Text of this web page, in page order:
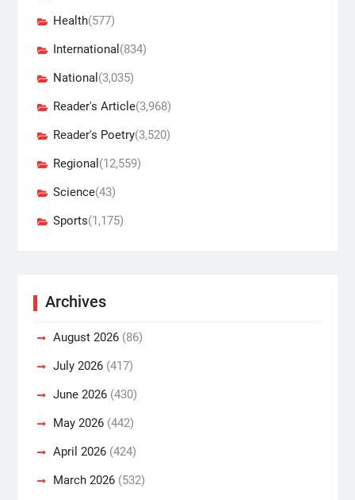
Health(577)
International (834)
National (3,035)
Reader's Article(3,968)
Reader's Poetry(3,520)
Regional (12,559)
Science(43)
Sports(1,175)
Archives
August 2026(86)
July 2026(417)
June 2026(430)
May 2026(442)
April 2026(424)
March 2026(532)